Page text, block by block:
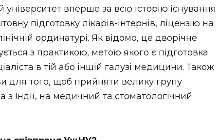
вперше за всю історію існування
підготовку лікарів-інтернів, ліцензію на
ординатурі. Як відомо, це дворічне
з практикою, метою якого є підготовка
в тій або іншій галузі медицини. Також
для того, щоб прийняти велику групу
з Індії, на медичний та стоматологічний